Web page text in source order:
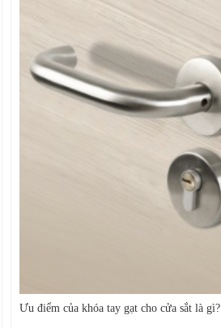
Ưu điểm của khóa tay gạt cho cửa sắt là gì?